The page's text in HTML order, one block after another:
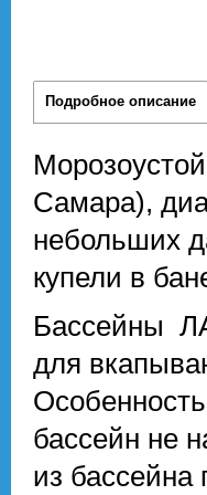
Подробное описание
Самара),
небольших
купели в
Бассейны
для
бассейн не
из бассейна